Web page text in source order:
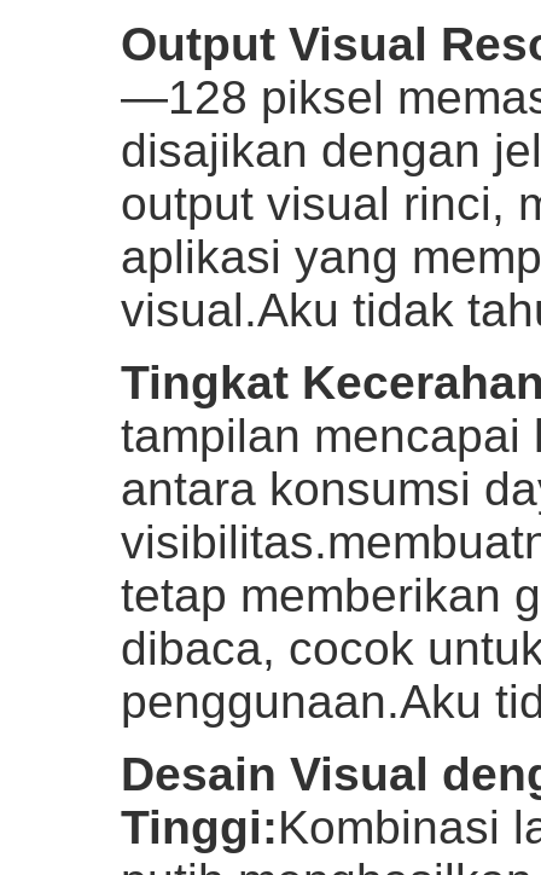
Output Visual
—128 piksel
disajikan dengan
output visual rinci,
aplikasi yang
visual.Aku tidak
Tingkat
tampilan mencapai
antara konsumsi
tetap memberikan
dibaca, cocok
penggunaan.Aku
Desain Visual
Tinggi:Kombinasi